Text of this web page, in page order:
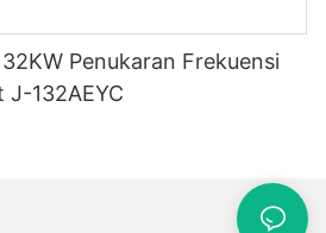
Penukaran Frekuensi
J-132AEYC